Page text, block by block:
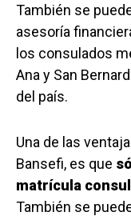
También se
asesoría
los consulados
Ana y San
del país.
Una de las
Bansefi, es que
matrícula
También se